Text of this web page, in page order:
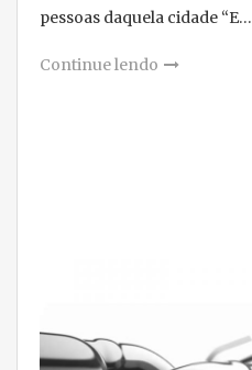
pessoas daquela cidade “E…
Continue lendo